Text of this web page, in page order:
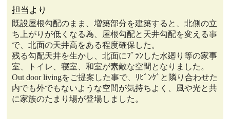
担当より
既設屋根勾配のまま、増築部分を建築すると、北側の立
ち上がりが低くなる為、屋根勾配と天井勾配を変える事
で、北面の天井高をある程度確保した。
残る勾配天井を生かし、北面にﾌﾟﾗﾝした水廻り等の家事
室、トイレ、寝室、和室が素敵な空間となりました。
Out door livingをご提案した事で、ﾘﾋﾞﾝｸﾞと隣り合わせた
内でも外でもないような空間が気持ちよく、風や光と共
に家族のたまり場が登場しました。